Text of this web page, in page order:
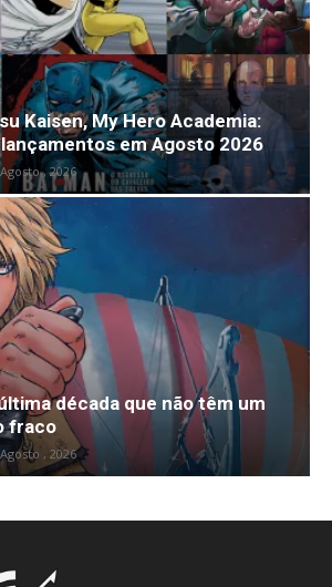
Kaisen, My Hero Academia:
em Agosto 2026
, 2026
década que não têm um
fraco
, 2026